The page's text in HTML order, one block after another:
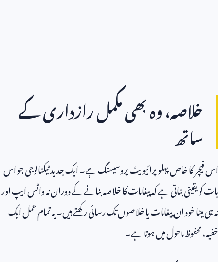
خلاصہ، وہ بھی مکمل رازداری کے
ساتھ
اس فیچر کا خاص پہلو پرائیویٹ پروسیسنگ ہے۔ ایک جدید ٹیکنالوجی جو اس
بات کو یقینی بناتی ہے کہ پیغامات کا خلاصہ بنانے کے دوران نہ واٹس ایپ اور
نہ ہی میٹا خود ان پیغامات یا خلاصوں تک رسائی رکھتے ہیں۔ یہ تمام عمل ایک
خفیہ، محفوظ ماحول میں ہوتا ہے۔